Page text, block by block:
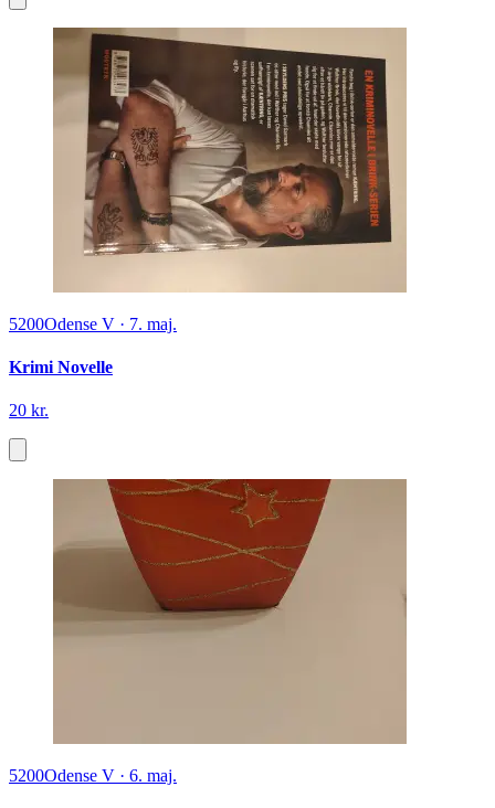
5200Odense V · 7. maj.
Krimi Novelle
20 kr.
5200Odense V · 6. maj.